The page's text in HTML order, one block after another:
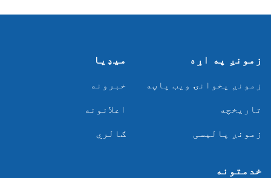
زمونږ په اړه
زمونږ پخوانۍ ویب پاڼه
تاریخچه
زمونږ پالیسی
میډیا
خبرونه
اعلانونه
ګالري
خدمتونه